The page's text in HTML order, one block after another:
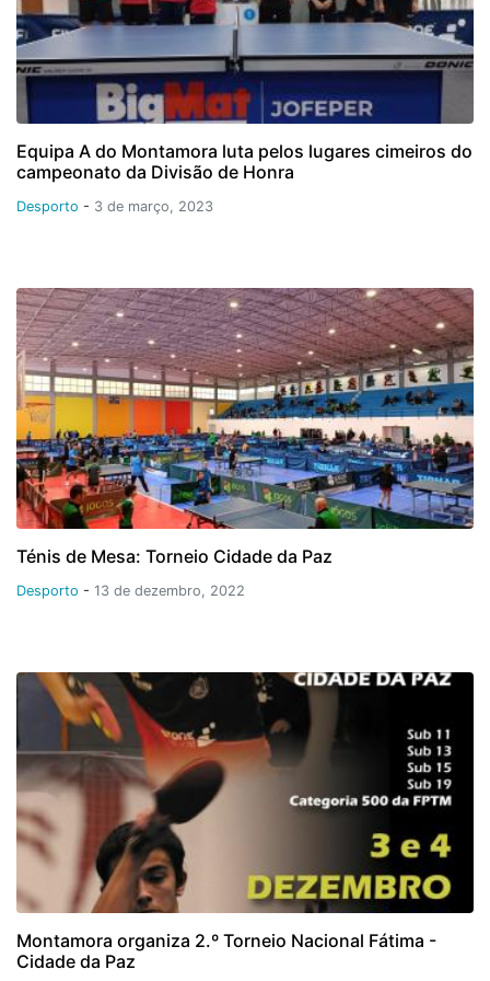
Equipa A do Montamora luta pelos lugares cimeiros do
campeonato da Divisão de Honra
Desporto - 3 de março, 2023
Ténis de Mesa: Torneio Cidade da Paz
Desporto - 13 de dezembro, 2022
Montamora organiza 2.º Torneio Nacional Fátima -
Cidade da Paz